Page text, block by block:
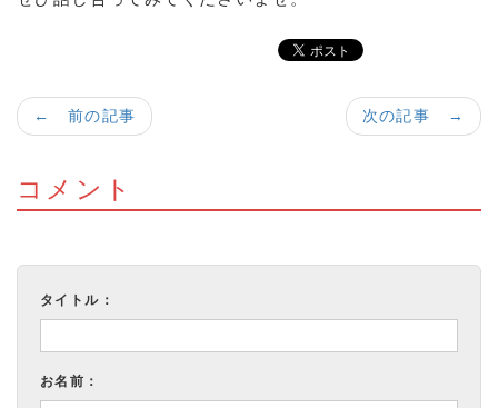
次の記事 →
← 前の記事
コメント
タイトル：
お名前：